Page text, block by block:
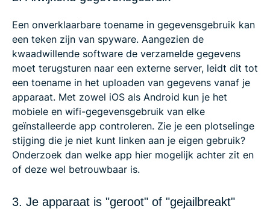
Een onverklaarbare toename in gegevensgebruik kan
een teken zijn van spyware. Aangezien de
kwaadwillende software de verzamelde gegevens
moet terugsturen naar een externe server, leidt dit tot
een toename in het uploaden van gegevens vanaf je
apparaat. Met zowel iOS als Android kun je het
mobiele en wifi-gegevensgebruik van elke
geïnstalleerde app controleren. Zie je een plotselinge
stijging die je niet kunt linken aan je eigen gebruik?
Onderzoek dan welke app hier mogelijk achter zit en
of deze wel betrouwbaar is.
3. Je apparaat is "geroot" of "gejailbreakt"